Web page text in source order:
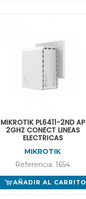
MIKROTIK PL6411-2ND AP
2GHZ CONECT LINEAS
ELECTRICAS
MIKROTIK
Referencia: 1654
AÑADIR AL CARRITO